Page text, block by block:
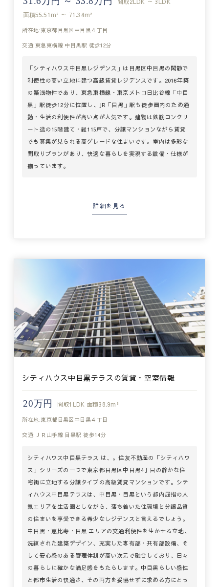
面積55.51m² ～ 71.34m²
所在地:東京都目黒区中目黒４丁目
交通:東急東横線 中目黒駅 徒歩12分
「シティハウス中目黒レジデンス」は目黒区中目黒の閑静で
利便性の高い立地に建つ高級賃貸レジデンスです。2016年築
の築浅物件であり、東急東横線・東京メトロ日比谷線「中目
黒」駅徒歩12分に位置し、JR「目黒」駅も徒歩圏内のため通
勤・生活の利便性が高い点が人気です。建物は鉄筋コンクリ
ート造の15階建て・総115戸で、分譲マンションながら賃貸
でも募集が見られる高グレードな住まいです。室内は多彩な
間取りプランがあり、快適な暮らしを実現する設備・仕様が
揃っています。
詳細を見る
シティハウス中目黒テラスの賃貸・空室情報
20万円 間取1LDK 面積38.9m²
所在地:東京都目黒区中目黒４丁目
交通:ＪＲ山手線 目黒駅 徒歩14分
シティハウス中目黒テラス は、。住友不動産の「シティハウ
ス」シリーズの一つで東京都目黒区中目黒4丁目の静かな住
宅街に立地する分譲タイプの高級賃貸マンションです。シテ
ィハウス中目黒テラスは、中目黒・目黒という都内屈指の人
気エリアを生活圏としながら、落ち着いた住環境と分譲品質
の住まいを享受できる希少なレジデンスと言えるでしょう。
中目黒・恵比寿・目黒 エリアの交通利便性を生かせる立地、
洗練された建築デザイン、充実した専有部・共有部設備、そ
して安心感のある管理体制が高い次元で融合しており、日々
の暮らしに確かな満足感をもたらします。中目黒らしい感性
と都市生活の快適さ、その両方を妥協せずに求める方にとっ